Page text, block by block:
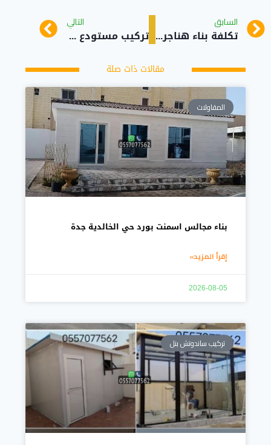
السابق
تكلفة بناء هناجر حي البساتين
التالي
تركيب مستودع وهنجر شينكو حي المرجان جدة
مقالات ذات صلة
المقاولات
بناء مجالس اسمنت بورد حي الخالدية جدة
إقرأ المزيد»
2026-08-05
تركيب ساندوتش بنل